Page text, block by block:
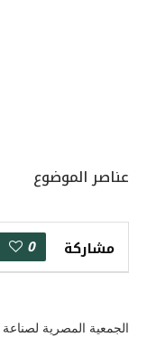
عناصر الموضوع
مشاركة 0